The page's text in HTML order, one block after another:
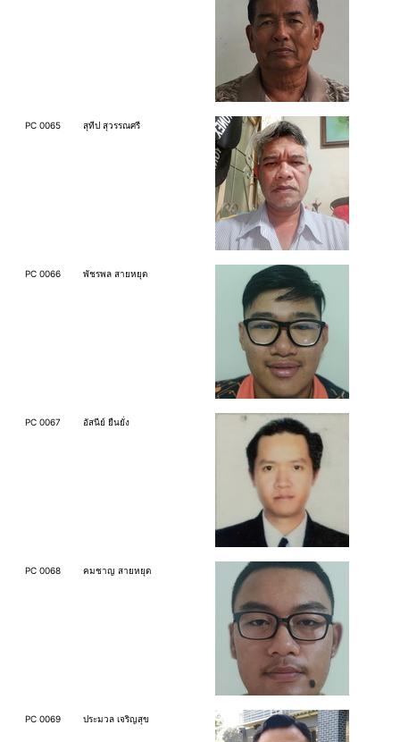
PC 0065 สุทีป สุวรรณศรี
PC 0066 พัชรพล สายหยุด
PC 0067 อัสนีย์ ยืนยั่ง
PC 0068 คมชาญ สายหยุด
PC 0069 ประมวล เจริญสุข